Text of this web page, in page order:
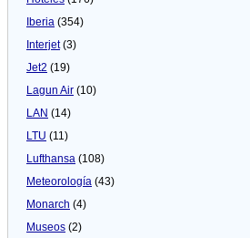
Iberia (354)
Interjet(3)
Jet2 (19)
Lagun Air (10)
LAN (14)
LTU (11)
Lufthansa (108)
Meteorologí­a (43)
Monarch (4)
Museos (2)